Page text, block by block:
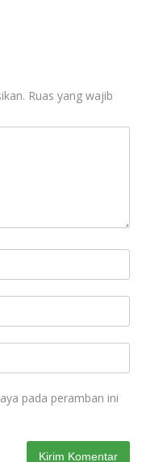
Ruas yang wajib
pada peramban ini